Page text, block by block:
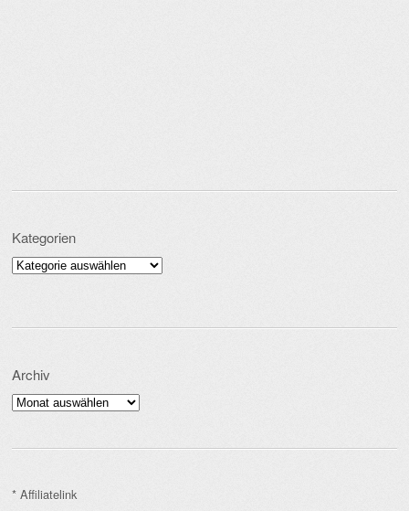
Kategorien
Kategorien
Archiv
Archiv
* Affiliatelink